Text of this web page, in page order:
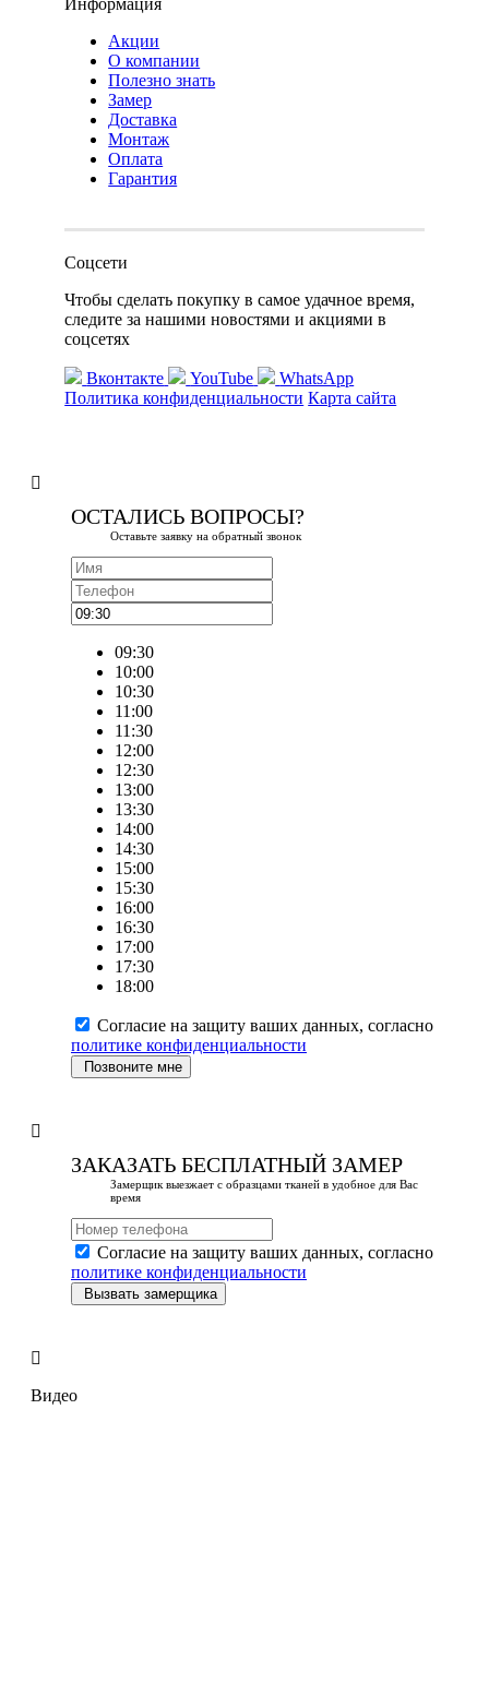
Информация
Акции
О компании
Полезно знать
Замер
Доставка
Монтаж
Оплата
Гарантия
Соцсети
Чтобы сделать покупку в самое удачное время,
следите за нашими новостями и акциями в
соцсетях
Вконтакте YouTube
WhatsApp
Политика конфиденциальности Карта сайта
ОСТАЛИСЬ ВОПРОСЫ?
Оставьте заявку на обратный звонок
09:30
10:00
10:30
11:00
11:30
12:00
12:30
13:00
13:30
14:00
14:30
15:00
15:30
16:00
16:30
17:00
17:30
18:00
Согласие на защиту ваших данных, согласно
политике конфиденциальности
Позвоните мне
ЗАКАЗАТЬ БЕСПЛАТНЫЙ ЗАМЕР
Замерщик выезжает с образцами тканей в удобное для Вас
время
Согласие на защиту ваших данных, согласно
политике конфиденциальности
Вызвать замерщика
Видео